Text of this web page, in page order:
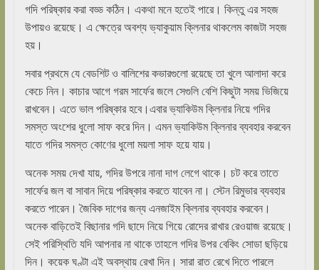
গদি পরিষ্কার করা বড্ড কঠিন। একথা মনে হতেই পারে। কিন্তু এর সহজ
উপায়ও রয়েছে। এ ক্ষেত্রে অবশ্য ভ্যাকুয়াম ক্লিনার থাকলেম কাজটা সহজ
হয়।
সবার প্রথমে যে বেডশিট ও বালিশের কভারগুলো রয়েছে তা খুলে আলাদা করে
কেচে নিন। কাচার আগে গরম সার্ফের জলে সেগুলি বেশি কিছুটা সময় ভিজিয়ে
রাখবেন। এতে ভাল পরিষ্কার হবে।এবার ভ্যাকিউম ক্লিনার নিয়ে গদির
সমস্ত অংশের ধুলো সাফ করে দিন। এমন ভ্যাকিউম ক্লিনার ব্যবহার করবেন
যাতে গদির সমস্ত কোণের ধুলো ময়লা সাফ হয়ে যায়।
অনেক সময় দেখা যায়, গদির উপরে নানা দাগ লেগে থাকে। চট করে তাতে
সার্ফের জল বা সাবান দিয়ে পরিষ্কার করতে যাবেন না। স্টেন রিমুভার ব্যবহার
করতে পারেন। জৈবিক দাগের জন্য এনজাইম ক্লিনার ব্যবহার করবেন।
অনেক বাড়িতেই বিছানার গদি ছাদে নিয়ে গিয়ে রোদের রাখার রেওয়াজ রয়েছে।
সেই পরিস্থিতি যদি আপনার না থাকে তাহলে গদির উপর বেকিং সোডা ছড়িয়ে
দিন। কয়েক ঘণ্টা এই অবস্থায় রেখা দিন। সারা রাত রেখে দিতে পারলে